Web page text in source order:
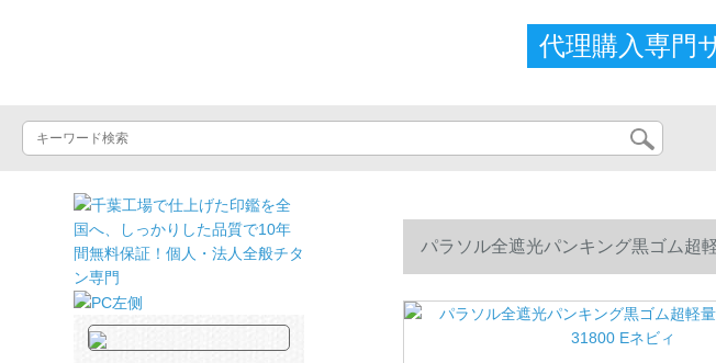
代理購入専門
パラソル全遮光パンキング黒ゴム超